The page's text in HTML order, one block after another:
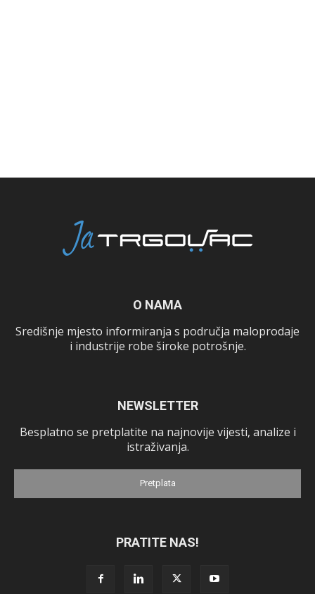
O NAMA
Središnje mjesto informiranja s područja maloprodaje
i industrije robe široke potrošnje.
NEWSLETTER
Besplatno se pretplatite na najnovije vijesti, analize i
istraživanja.
Pretplata
PRATITE NAS!